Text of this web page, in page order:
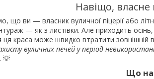
Навіщо, власне
що ви — власник вуличної піцерії або
— як з листівки. Але приходить
ця краса може швидко втратити зовнішній
вуличних печей у період
💡
Що